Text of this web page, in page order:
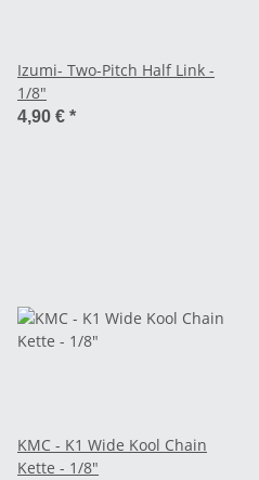
Izumi- Two-Pitch Half Link -
1/8"
4,90 € *
KMC - K1 Wide Kool Chain
Kette - 1/8"